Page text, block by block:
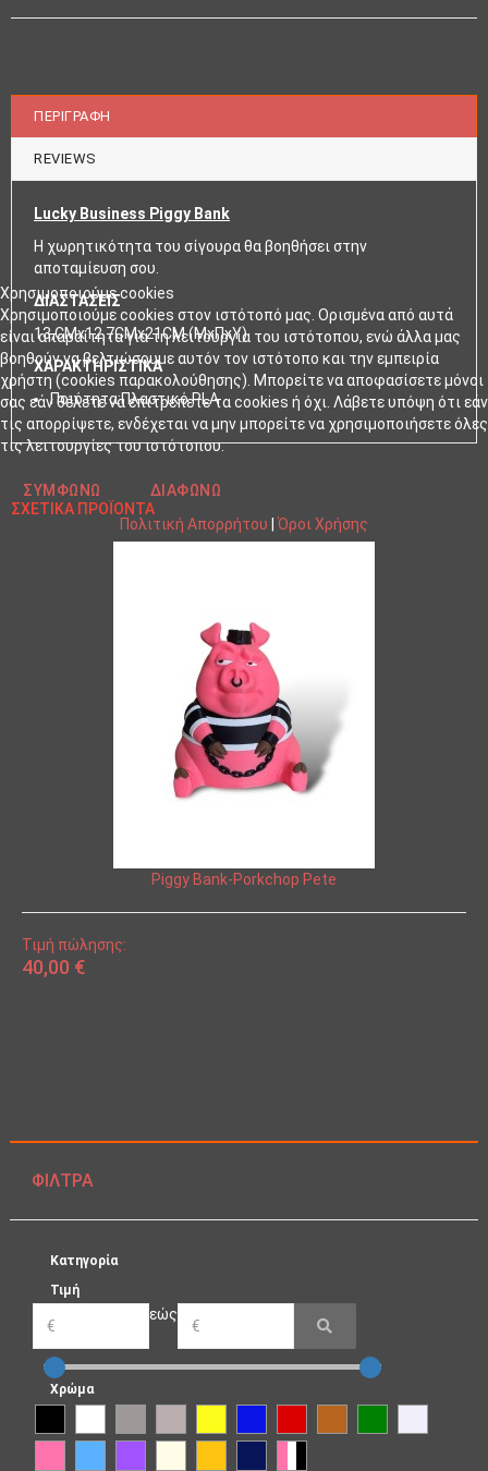
ΠΕΡΙΓΡΑΦΉ
REVIEWS
Lucky Business Piggy Bank
Η χωρητικότητα του σίγουρα θα βοηθήσει στην
αποταμίευση σου.
ΔΙΑΣΤΑΣΕΙΣ
13,CMx12,7CMx21CM (ΜxΠxΥ)
ΧΑΡΑΚΤΗΡΙΣΤΙΚΑ
Ποιότητα:Πλαστικό PLA
ΣΧΕΤΙΚΆ ΠΡΟΪΌΝΤΑ
Piggy Bank-Porkchop Pete
Τιμή πώλησης:
40,00 €
ΦΊΛΤΡΑ
Κατηγορία
Τιμή
εώς
Χρώμα
Χρησιμοποιούμε cookies
Χρησιμοποιούμε cookies στον ιστότοπό μας. Ορισμένα από αυτά
είναι απαραίτητα για τη λειτουργία του ιστότοπου, ενώ άλλα μας
βοηθούν να βελτιώσουμε αυτόν τον ιστότοπο και την εμπειρία
χρήστη (cookies παρακολούθησης). Μπορείτε να αποφασίσετε μόνοι
σας εάν θέλετε να επιτρέπετε τα cookies ή όχι. Λάβετε υπόψη ότι εάν
τις απορρίψετε, ενδέχεται να μην μπορείτε να χρησιμοποιήσετε όλες
τις λειτουργίες του ιστότοπου.
ΣΥΜΦΩΝΏ
ΔΙΑΦΩΝΏ
Πολιτική Απορρήτου
Όροι Χρήσης